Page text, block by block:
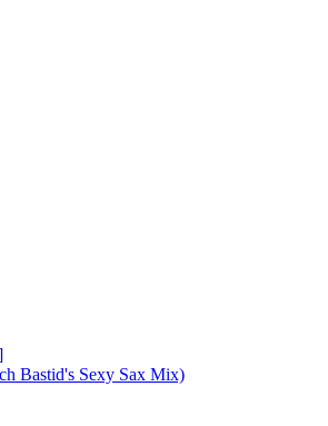
Bastid's Sexy Sax Mix)